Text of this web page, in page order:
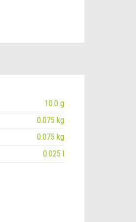
10.0 g
0.075 kg
0.075 kg
0.025 l